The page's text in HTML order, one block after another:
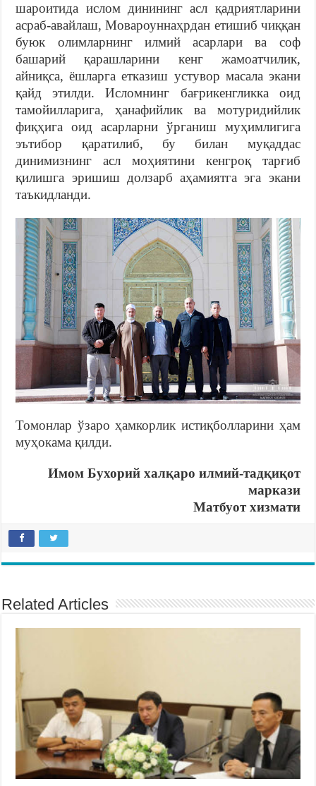
шароитида ислом динининг асл қадриятларини
асраб-авайлаш, Мовароуннаҳрдан етишиб чиққан
буюк олимларнинг илмий асарлари ва соф
башарий қарашларини кенг жамоатчилик,
айниқса, ёшларга етказиш устувор масала экани
қайд этилди. Исломнинг бағрикенгликка оид
тамойилларига, ҳанафийлик ва мотуридийлик
фиқҳига оид асарларни ўрганиш муҳимлигига
эътибор қаратилиб, бу билан муқаддас
динимизнинг асл моҳиятини кенгроқ тарғиб
қилишга эришиш долзарб аҳамиятга эга экани
таъкидланди.
Томонлар ўзаро ҳамкорлик истиқболларини ҳам
муҳокама қилди.
Имом Бухорий халқаро илмий-тадқиқот
маркази
Матбуот хизмати
Related Articles